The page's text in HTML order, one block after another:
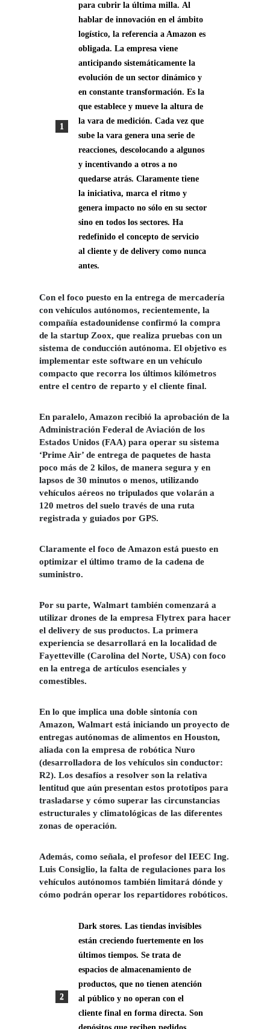
para cubrir la última milla. Al
hablar de innovación en el ámbito
logístico, la referencia a Amazon es
obligada. La empresa viene
anticipando sistemáticamente la
evolución de un sector dinámico y
en constante transformación. Es la
que establece y mueve la altura de
la vara de medición. Cada vez que
sube la vara genera una serie de
reacciones, descolocando a algunos
y incentivando a otros a no
quedarse atrás. Claramente tiene
la iniciativa, marca el ritmo y
genera impacto no sólo en su sector
sino en todos los sectores. Ha
redefinido el concepto de servicio
al cliente y de delivery como nunca
antes.
Con el foco puesto en la entrega de mercadería
con vehículos autónomos, recientemente, la
compañía estadounidense confirmó la compra
de la startup Zoox, que realiza pruebas con un
sistema de conducción autónoma. El objetivo es
implementar este software en un vehículo
compacto que recorra los últimos kilómetros
entre el centro de reparto y el cliente final.
En paralelo, Amazon recibió la aprobación de la
Administración Federal de Aviación de los
Estados Unidos (FAA) para operar su sistema
‘Prime Air’ de entrega de paquetes de hasta
poco más de 2 kilos, de manera segura y en
lapsos de 30 minutos o menos, utilizando
vehículos aéreos no tripulados que volarán a
120 metros del suelo través de una ruta
registrada y guiados por GPS.
Claramente el foco de Amazon está puesto en
optimizar el último tramo de la cadena de
suministro.
Por su parte, Walmart también comenzará a
utilizar drones de la empresa Flytrex para hacer
el delivery de sus productos. La primera
experiencia se desarrollará en la localidad de
Fayetteville (Carolina del Norte, USA) con foco
en la entrega de artículos esenciales y
comestibles.
En lo que implica una doble sintonía con
Amazon, Walmart está iniciando un proyecto de
entregas autónomas de alimentos en Houston,
aliada con la empresa de robótica Nuro
(desarrolladora de los vehículos sin conductor:
R2). Los desafíos a resolver son la relativa
lentitud que aún presentan estos prototipos para
trasladarse y cómo superar las circunstancias
estructurales y climatológicas de las diferentes
zonas de operación.
Además, como señala, el profesor del IEEC Ing.
Luis Consiglio, la falta de regulaciones para los
vehículos autónomos también limitará dónde y
cómo podrán operar los repartidores robóticos.
Dark stores. Las tiendas invisibles
están creciendo fuertemente en los
últimos tiempos. Se trata de
espacios de almacenamiento de
productos, que no tienen atención
al público y no operan con el
cliente final en forma directa. Son